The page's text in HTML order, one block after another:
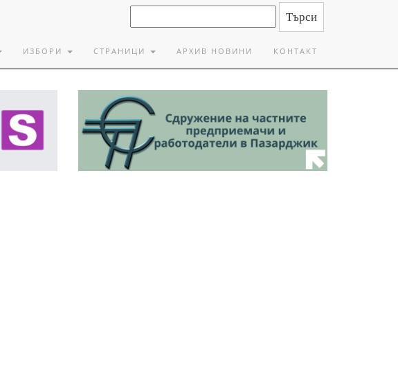
ИЗБОРИ СТРАНИЦИ АРХИВ НОВИНИ КОНТАКТ